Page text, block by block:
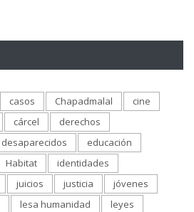
casos Chapadmalal
cine
cárcel
derechos
desaparecidos
educación
Habitat
identidades
juicios justicia
jóvenes
lesa humanidad
leyes